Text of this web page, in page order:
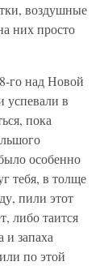
воздушные
них просто
го над Новой
успевали в
пока
особенно
тебя, в толще
пили этот
либо таится
и запаха
по этой